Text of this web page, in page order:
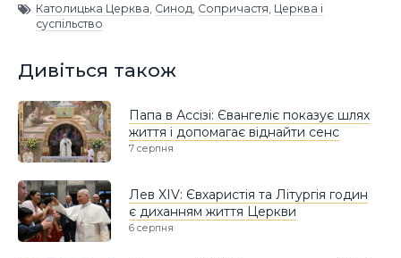
Католицька Церква Синод Сопричастя Церква і
суспільство
Дивіться також
Папа в Ассізі: Євангеліє показує шлях
життя і допомагає віднайти сенс
7 серпня
Лев XIV: Євхаристія та Літургія годин
є диханням життя Церкви
6 серпня